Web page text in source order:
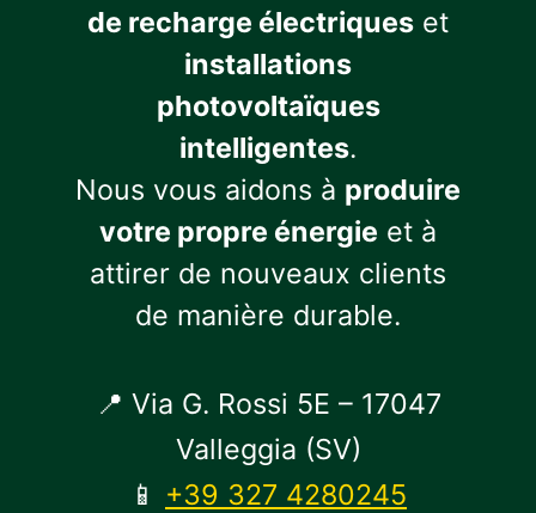
de recharge électriques et
installations
photovoltaïques
intelligentes.
Nous vous aidons à produire
votre propre énergie et à
attirer de nouveaux clients
de manière durable.
📍 Via G. Rossi 5E – 17047
Valleggia (SV)
📱 +39 327 4280245